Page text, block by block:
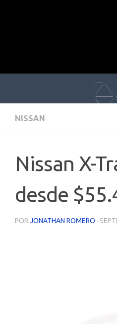
NISSAN
Nissan X-
desde
POR JONATHAN ROMERO ·